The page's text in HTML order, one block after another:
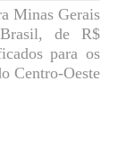
Minas Gerais
de R$
para os
Centro-Oeste